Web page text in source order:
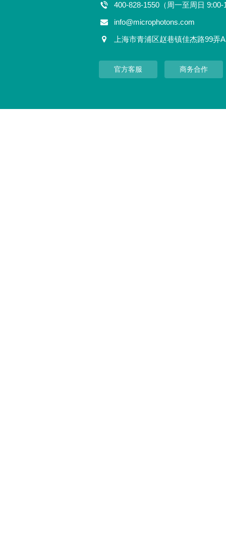
400-828-1550（周一至周日 9:00-
info@microphotons.com
上海市青浦区赵巷镇佳杰路99弄
官方客服 商务合作